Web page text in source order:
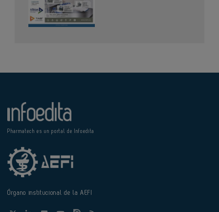
Pharmatech es un portal de Infoedita
Órgano institucional de la AEFI